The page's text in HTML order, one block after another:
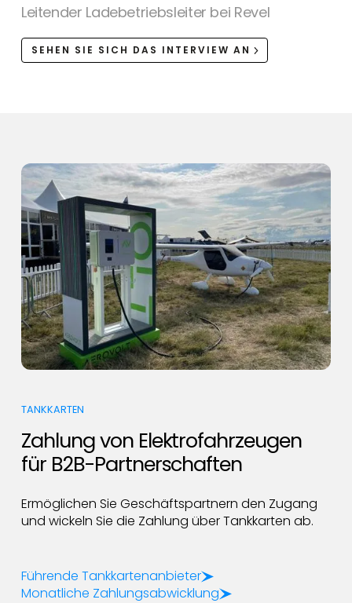
Leitender Ladebetriebsleiter bei Revel
SEHEN SIE SICH DAS INTERVIEW AN
TANKKARTEN
Zahlung von Elektrofahrzeugen
für B2B-Partnerschaften
Ermöglichen Sie Geschäftspartnern den Zugang
und wickeln Sie die Zahlung über Tankkarten ab.
Führende Tankkartenanbieter
Monatliche Zahlungsabwicklung